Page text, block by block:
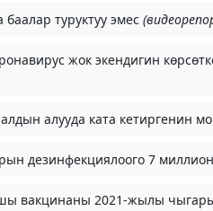
туруктуу эмес
жок экендигин
алууда ката кетиргенин
дезинфекциялоого 7
вакцинаны 2021-жылы